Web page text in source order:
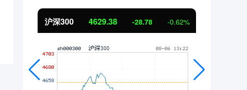
北证50 1113.24 -6.22 -0.56%